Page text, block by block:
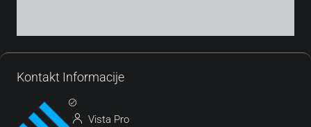
Kontakt Informacije
Vista Pro